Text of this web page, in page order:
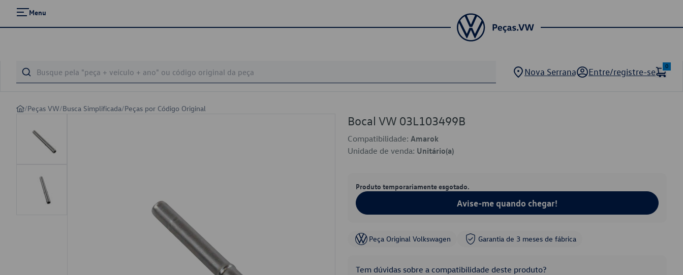
Menu
Nova Serrana Entre/registre-se
0
/Peças VW/Busca Simplificada/Peças por Código Original
Bocal VW 03L103499B
Compatibilidade: Amarok
Unidade de venda: Unitário(a)
Produto temporariamente esgotado.
Avise-me quando chegar!
Peça Original Volkswagen Garantia de 3 meses de fábrica
Tem dúvidas sobre a compatibilidade deste produto?